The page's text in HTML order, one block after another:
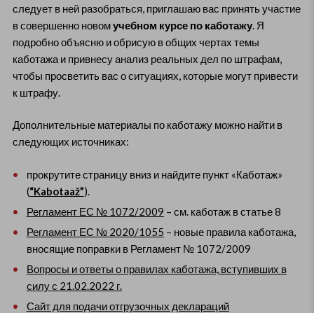
следует в ней разобраться, приглашаю вас принять участие
в совершенно новомучебном курсе по каботажу. Я
подробно объясню и обрисую в общих чертах темы
каботажа и привнесу анализ реальных дел по штрафам,
чтобы просветить вас о ситуациях, которые могут привести
к штрафу.
Дополнительные материалы по каботажу можно найти в
следующих источниках:
прокрутите страницу вниз и найдите пункт «Каботаж»
(“Kabotaaž”).
Регламент ЕС № 1072/2009 – см. каботаж в статье 8
Регламент ЕС № 2020/1055 – новые правила каботажа,
вносящие поправки в Регламент № 1072/2009
Вопросы и ответы о правилах каботажа, вступивших в
силу с 21.02.2022 г.
Сайт для подачи отгрузочных деклараций